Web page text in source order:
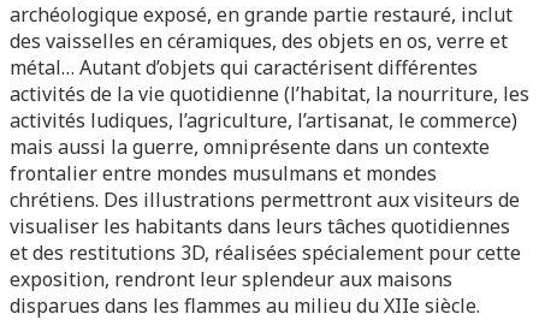
archéologique exposé, en grande partie restauré, inclut
des vaisselles en céramiques, des objets en os, verre et
métal… Autant d’objets qui caractérisent différentes
activités de la vie quotidienne (l’habitat, la nourriture, les
activités ludiques, l’agriculture, l’artisanat, le commerce)
mais aussi la guerre, omniprésente dans un contexte
frontalier entre mondes musulmans et mondes
chrétiens. Des illustrations permettront aux visiteurs de
visualiser les habitants dans leurs tâches quotidiennes
et des restitutions 3D, réalisées spécialement pour cette
exposition, rendront leur splendeur aux maisons
disparues dans les flammes au milieu du XIIe siècle.